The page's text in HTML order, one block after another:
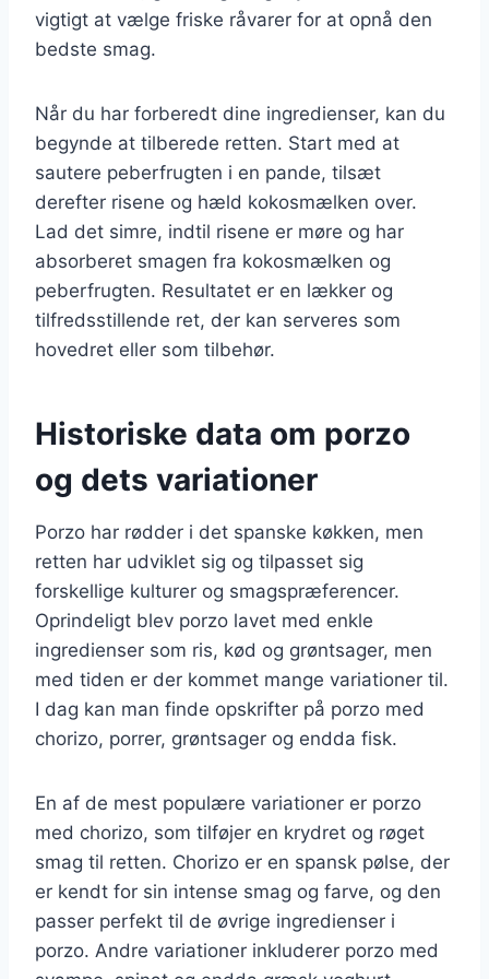
vigtigt at vælge friske råvarer for at opnå den
bedste smag.
Når du har forberedt dine ingredienser, kan du
begynde at tilberede retten. Start med at
sautere peberfrugten i en pande, tilsæt
derefter risene og hæld kokosmælken over.
Lad det simre, indtil risene er møre og har
absorberet smagen fra kokosmælken og
peberfrugten. Resultatet er en lækker og
tilfredsstillende ret, der kan serveres som
hovedret eller som tilbehør.
Historiske data om porzo
og dets variationer
Porzo har rødder i det spanske køkken, men
retten har udviklet sig og tilpasset sig
forskellige kulturer og smagspræferencer.
Oprindeligt blev porzo lavet med enkle
ingredienser som ris, kød og grøntsager, men
med tiden er der kommet mange variationer til.
I dag kan man finde opskrifter på porzo med
chorizo, porrer, grøntsager og endda fisk.
En af de mest populære variationer er porzo
med chorizo, som tilføjer en krydret og røget
smag til retten. Chorizo er en spansk pølse, der
er kendt for sin intense smag og farve, og den
passer perfekt til de øvrige ingredienser i
porzo. Andre variationer inkluderer porzo med